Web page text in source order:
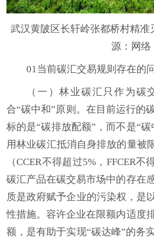
武汉黄陂区长轩岭张都桥村精准
源：网络
01当前碳汇交易规则存在的
（一）林业碳汇只作为碳
合“碳中和”原则。在目前运行的
标的是“碳排放配额”，而不是“
用林业碳汇抵消自身排放的量被
（CCER不得超过5%，FFCER
碳汇产品在碳交易市场中的存在
质是政府赋予企业的污染权，是
性措施。容许企业在限额内适度
额，是有助于实现“碳达峰”的务